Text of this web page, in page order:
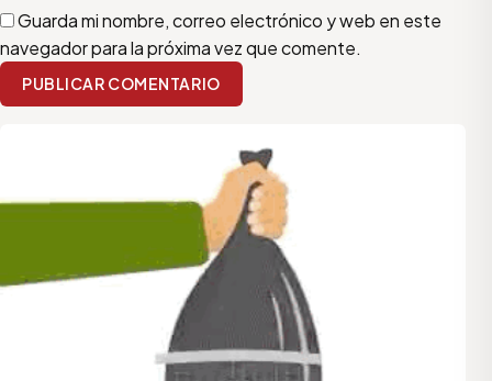
Guarda mi nombre, correo electrónico y web en este
navegador para la próxima vez que comente.
PUBLICAR COMENTARIO